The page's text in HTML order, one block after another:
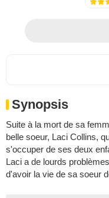
Synopsis
Suite à la mort de sa
belle soeur, Laci Collins,
s'occuper de ses deux
Laci a de lourds
d'avoir la vie de sa soeur